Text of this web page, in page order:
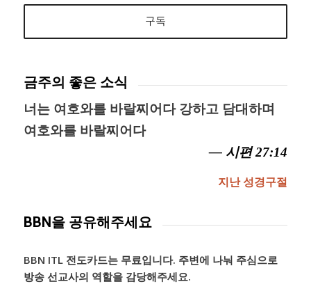
금주의 좋은 소식
너는 여호와를 바랄찌어다 강하고 담대하며
여호와를 바랄찌어다
— 시편 27:14
지난 성경구절
BBN을 공유해주세요
BBN ITL 전도카드는 무료입니다. 주변에 나눠 주심으로
방송 선교사의 역할을 감당해주세요.